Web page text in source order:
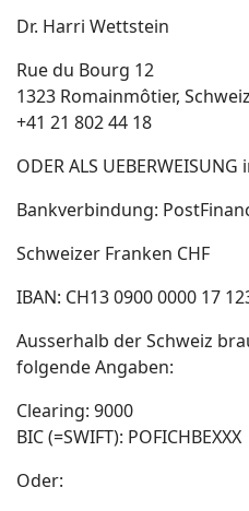
Dr. Harri Wettstein
Rue du Bourg 12
1323 Romainmôtier, Schweiz
+41 21 802 44 18
ODER ALS
Bankverbindung:
Schweizer Franken CHF
IBAN: CH13 0900 0000 17
Ausserhalb der Schweiz
folgende Angaben:
Clearing: 9000
BIC (=SWIFT): POFICHBEXXX
Oder: